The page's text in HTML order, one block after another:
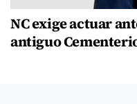
NC exige actuar
antiguo